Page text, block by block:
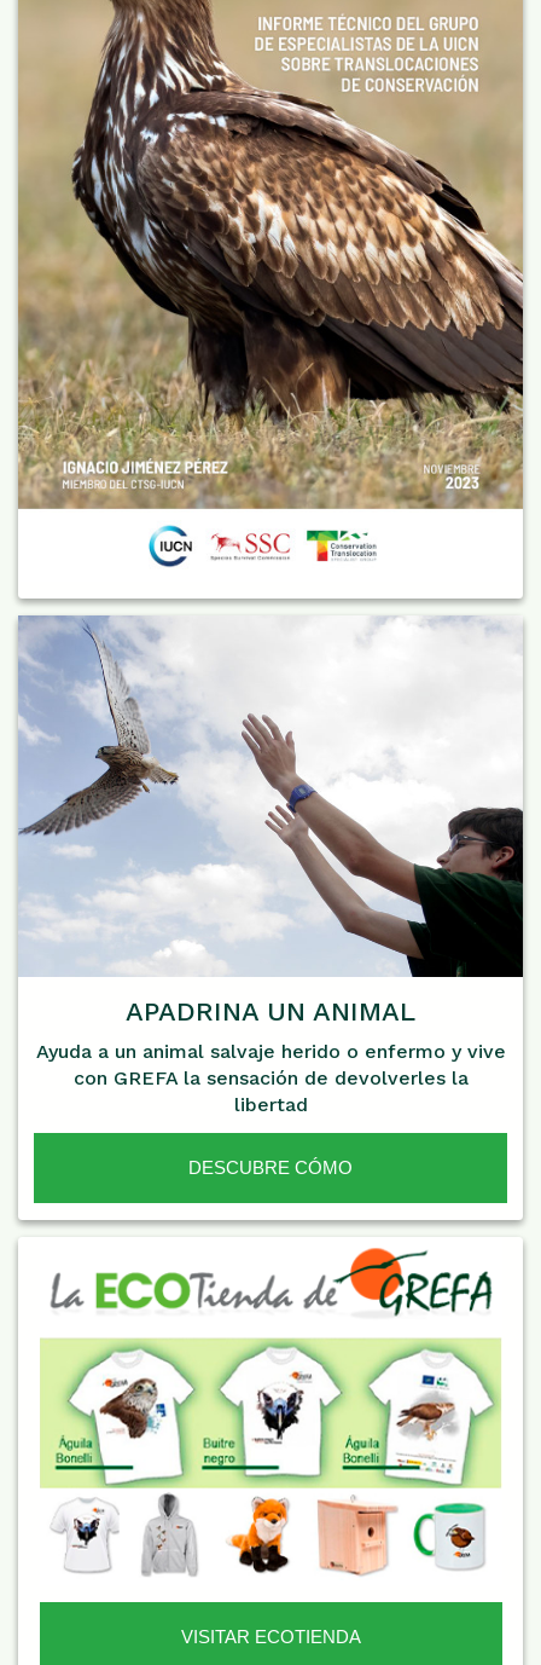
APADRINA UN ANIMAL
Ayuda a un animal salvaje herido o enfermo y vive
con GREFA la sensación de devolverles la
libertad
DESCUBRE CÓMO
VISITAR ECOTIENDA